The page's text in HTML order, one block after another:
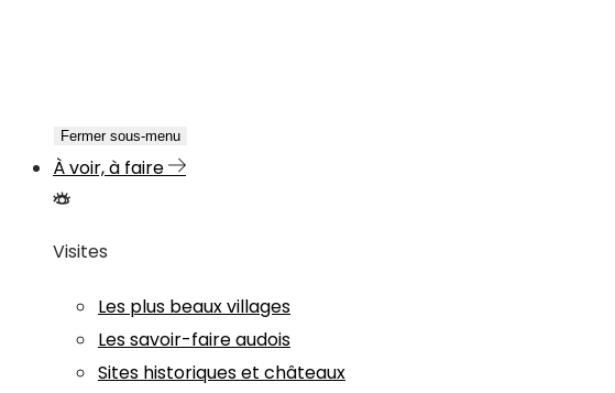
Fermer sous-menu
À voir, à faire
Visites
Les plus beaux villages
Les savoir-faire audois
Sites historiques et châteaux